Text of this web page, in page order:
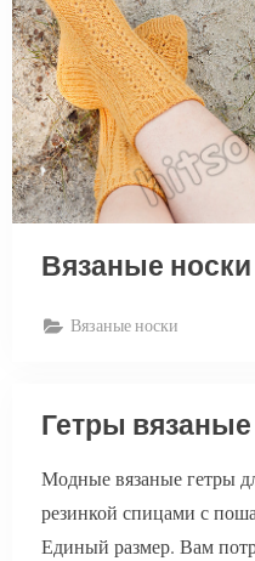
Вязаные носки
Вязаные носки
Гетры вязаные
Модные вязаные гетры
резинкой спицами с
Единый размер. Вам